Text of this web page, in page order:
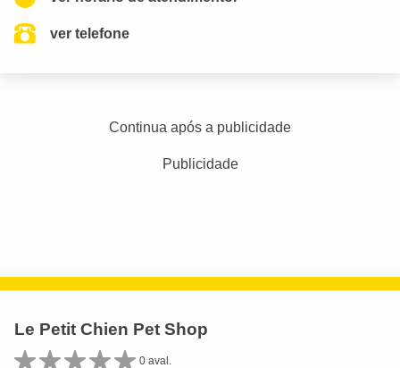
ver telefone
Continua após a publicidade
Publicidade
Le Petit Chien Pet Shop
0 aval.